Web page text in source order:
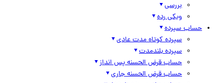
بررسی
ویکی رده
حساب سپرده
سپرده کوتاه مدت عادی
سپرده بلندمدت
حساب قرض الحسنه پس انداز
حساب قرض الحسنه جاری